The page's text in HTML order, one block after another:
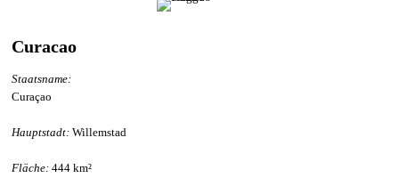
Curacao
Staatsname:
Curaçao
Hauptstadt: Willemstad
Fläche: 444 km²